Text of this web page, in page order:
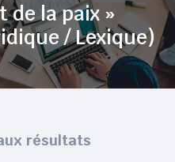
de la paix »
/ Lexique)
résultats